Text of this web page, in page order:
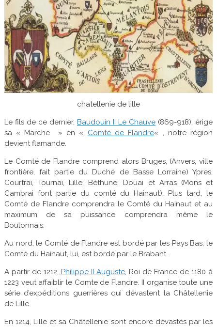
chatellenie de lille
Le fils de ce dernier, Baudouin II Le Chauve (869-918), érige
sa « Marche » en « Comté de Flandre« , notre région
devient flamande.
Le Comté de Flandre comprend alors Bruges, (Anvers, ville
frontière, fait partie du Duché de Basse Lorraine) Ypres,
Courtrai, Tournai, Lille, Béthune, Douai et Arras (Mons et
Cambrai font partie du comté du Hainaut). Plus tard, le
Comté de Flandre comprendra le Comté du Hainaut et au
maximum de sa puissance comprendra même le
Boulonnais.
Au nord, le Comté de Flandre est bordé par les Pays Bas, le
Comté du Hainaut, lui, est bordé par le Brabant.
A partir de 1212, Philippe II Auguste, Roi de France de 1180 à
1223 veut affaiblir le Comte de Flandre. II organise toute une
série d’expéditions guerrières qui dévastent la Châtellenie
de Lille.
En 1214, Lille et sa Châtellenie sont encore dévastés par les